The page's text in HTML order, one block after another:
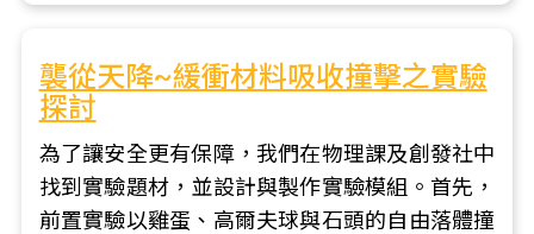
襲從天降~緩衝材料吸收撞擊之實驗
探討
為了讓安全更有保障，我們在物理課及創發社中
找到實驗題材，並設計與製作實驗模組。首先，
前置實驗以雞蛋、高爾夫球與石頭的自由落體撞